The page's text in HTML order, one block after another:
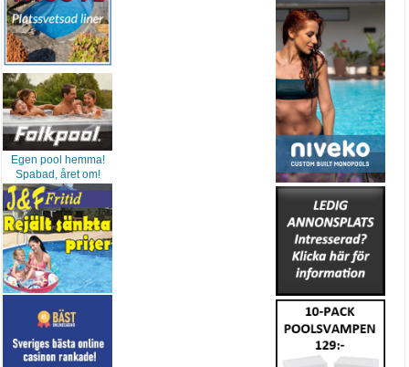
Egen pool hemma!
Spabad, året om!